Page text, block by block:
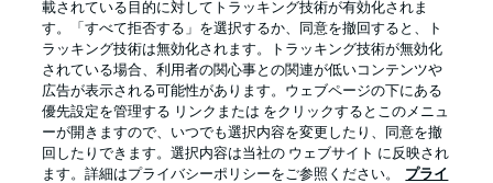
プライバシー・ポリシー 優先設定を管理する
利用条件 放送局
求人 選手
載されている目的に対してトラッキング技術が有効化されま
す。「すべて拒否する」を選択するか、同意を撤回すると、ト
ラッキング技術は無効化されます。トラッキング技術が無効化
されている場合、利用者の関心事との関連が低いコンテンツや
広告が表示される可能性があります。ウェブページの下にある
優先設定を管理する リンクまたは をクリックするとこのメニュ
ーが開きますので、いつでも選択内容を変更したり、同意を撤
回したりできます。選択内容は当社の ウェブサイト に反映され
ます。詳細はプライバシーポリシーをご参照ください。
プライ